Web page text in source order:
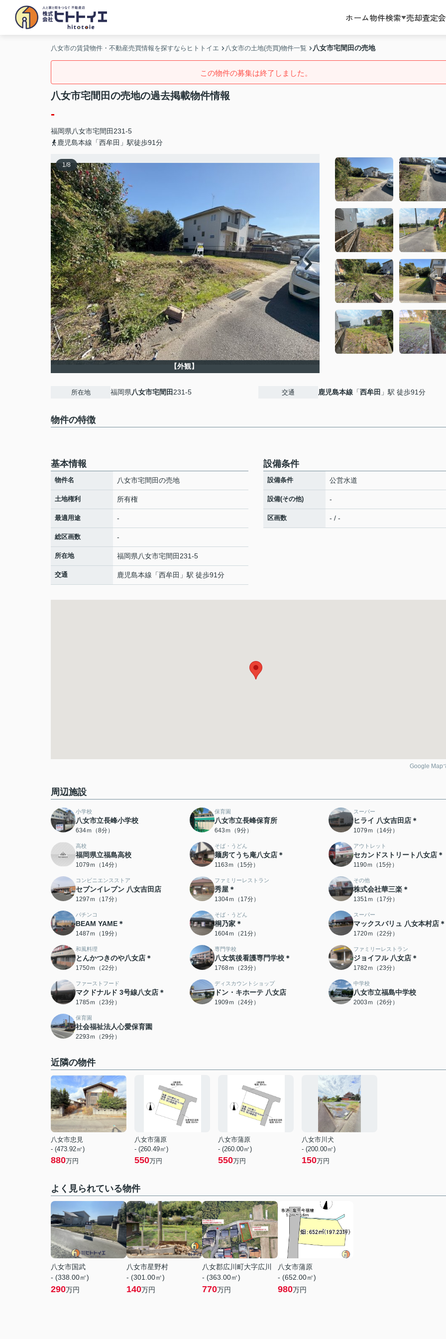
ホーム物件検索 売却査定
八女市の賃貸物件・不動産売買情報を探すならヒトトイエ 八女市の土地(売買)物件一覧 八女市宅間田の売地
この物件の募集は終了しました。
八女市宅間田の売地の過去掲載物件情報
-
福岡県八女市宅間田 231-5
鹿児島本線「西牟田」駅徒歩91分
1/8
【外観】
所在地 福岡県八女市宅間田 231-5 交通 鹿児島本線 「西牟田 」駅 徒歩91分
物件の特徴
基本情報
物件名 八女市宅間田の売地
土地権利 所有権
最適用途 -
総区画数 -
所在地 福岡県八女市宅間田 231-5
交通 鹿児島本線 「西牟田 」駅 徒歩91分
設備条件
設備条件 公営水道
設備(その他) -
区画数 - / -
Google Map
周辺施設
小学校
八女市立長峰小学校
634ｍ（8分）
保育園
八女市立長峰保育所
643ｍ（9分）
スーパー
ヒライ 八女吉田店＊
1079ｍ（14分）
高校
福岡県立福島高校
1079ｍ（14分）
そば・うどん
麺房てうち庵八女店＊
1163ｍ（15分）
アウトレット
セカンドストリート八女店＊
1190ｍ（15分）
コンビニエンスストア
セブンイレブン 八女吉田店
1297ｍ（17分）
ファミリーレストラン
秀屋＊
1304ｍ（17分）
その他
株式会社華三楽＊
1351ｍ（17分）
パチンコ
BEAM YAME＊
1487ｍ（19分）
そば・うどん
桐乃家＊
1604ｍ（21分）
スーパー
マックスバリュ 八女本村店＊
1720ｍ（22分）
和風料理
とんかつきのや八女店＊
1750ｍ（22分）
専門学校
八女筑後看護専門学校＊
1768ｍ（23分）
ファミリーレストラン
ジョイフル 八女店＊
1782ｍ（23分）
ファーストフード
マクドナルド 3号線八女店＊
1785ｍ（23分）
ディスカウントショップ
ドン・キホーテ 八女店
1909ｍ（24分）
中学校
八女市立福島中学校
2003ｍ（26分）
保育園
社会福祉法人心愛保育園
2293ｍ（29分）
近隣の物件
八女市忠見
- (473.92㎡)
880万円
八女市蒲原
- (260.49㎡)
550万円
八女市蒲原
- (260.00㎡)
550万円
八女市川犬
- (200.00㎡)
150万円
よく見られている物件
八女市国武
- (338.00㎡)
290万円
八女市星野村
- (301.00㎡)
140万円
八女郡広川町大字広川
- (363.00㎡)
770万円
八女市蒲原
- (652.00㎡)
980万円